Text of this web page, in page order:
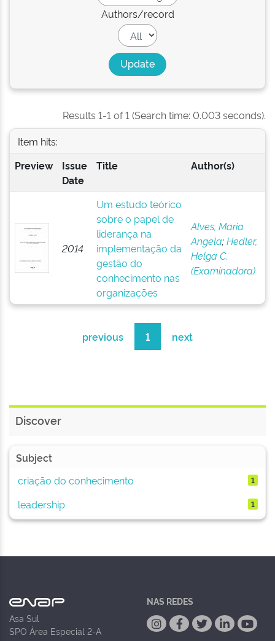
Authors/record
Results 1-1 of 1 (Search time: 0.003 seconds).
Item hits:
Preview
Issue
Date
Title Author(s)
2014
Um estudo teórico
sobre o papel de
liderança na
implementação da
gestão do
conhecimento nas
organizações
Alves, Maria
Angela;Hedler,
Helga C.
(Examinadora)
previous 1 next
Discover
Subject
criação do conhecimento
1
leadership 1
Asa Sul
SPO Área Especial 2-A
NAS REDES